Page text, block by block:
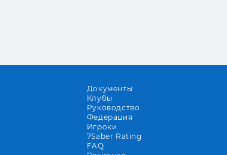
Документы
Клубы
Руководство
Федерация
Игроки
7Saber Rating
FAQ